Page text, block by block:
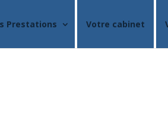
Prestations Votre cabinet